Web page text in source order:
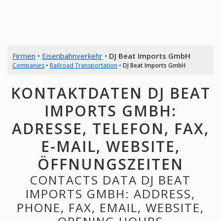
Firmen • Eisenbahnverkehr• DJ Beat Imports GmbH
Companies• Railroad Transportation • DJ Beat Imports GmbH
KONTAKTDATEN DJ BEAT
IMPORTS GMBH:
ADRESSE, TELEFON, FAX,
E-MAIL, WEBSITE,
ÖFFNUNGSZEITEN
CONTACTS DATA DJ BEAT
IMPORTS GMBH: ADDRESS,
PHONE, FAX, EMAIL, WEBSITE,